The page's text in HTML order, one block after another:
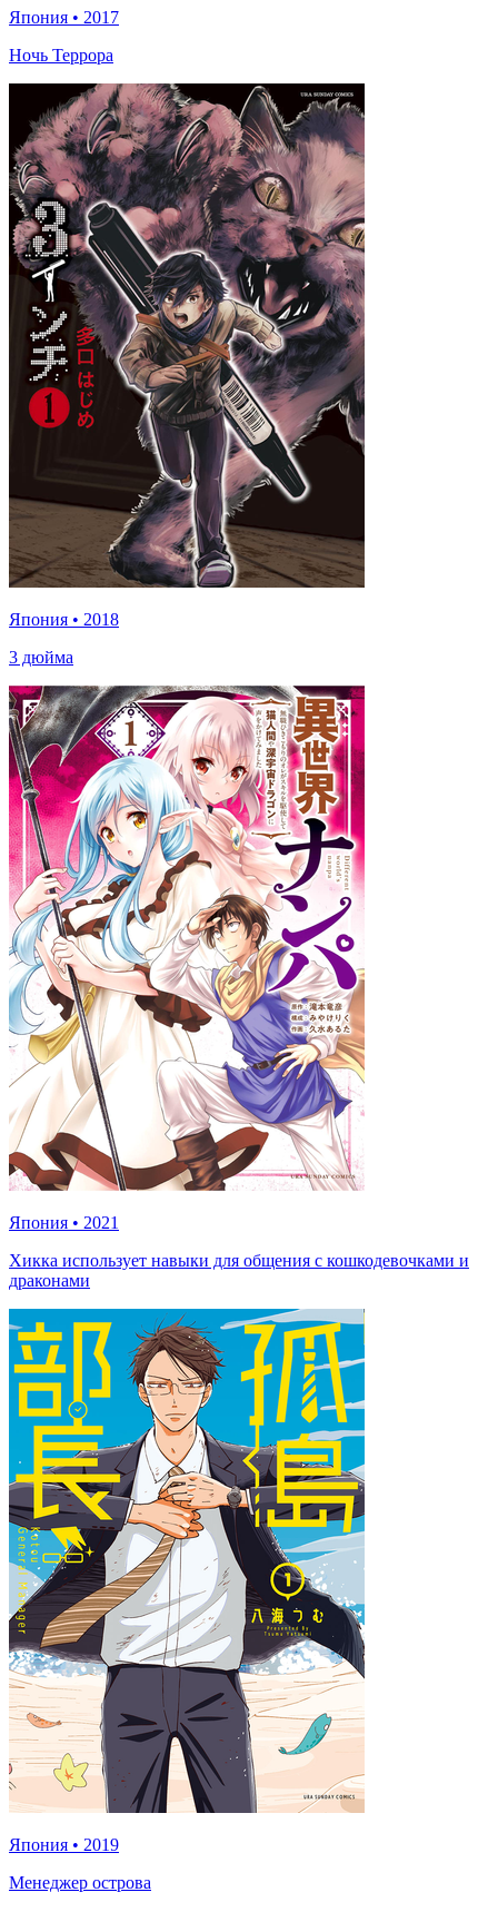
Япония • 2017
Ночь Террора
Япония • 2018
3 дюйма
Япония • 2021
Хикка использует навыки для общения с кошкодевочками и
драконами
Япония • 2019
Менеджер острова